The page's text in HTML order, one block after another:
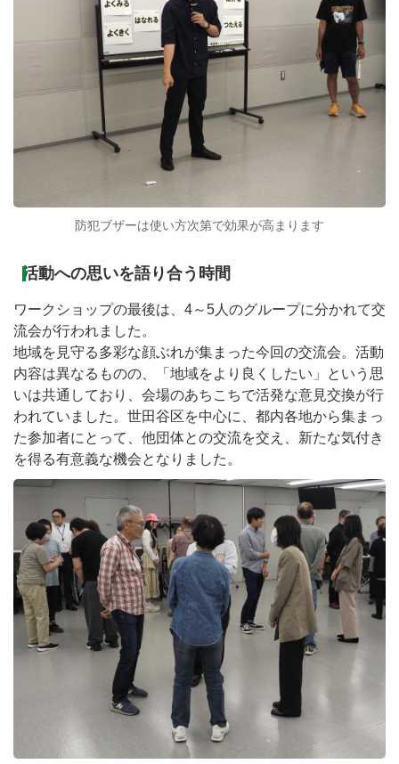
防犯ブザーは使い方次第で効果が高まります
活動への思いを語り合う時間
ワークショップの最後は、4～5人のグループに分かれて交
流会が行われました。
地域を見守る多彩な顔ぶれが集まった今回の交流会。活動
内容は異なるものの、「地域をより良くしたい」という思
いは共通しており、会場のあちこちで活発な意見交換が行
われていました。世田谷区を中心に、都内各地から集まっ
た参加者にとって、他団体との交流を交え、新たな気付き
を得る有意義な機会となりました。